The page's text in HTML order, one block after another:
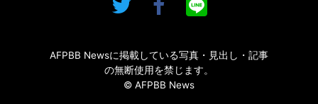
AFPBB Newsに掲載している写真・見出し・記事
の無断使用を禁じます。
© AFPBB News